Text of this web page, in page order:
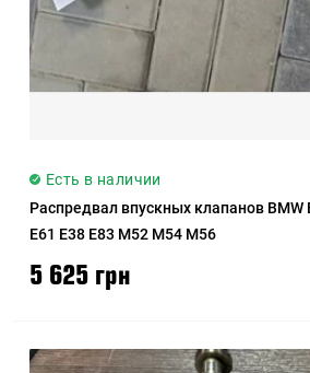
Есть в наличии
Распредвал впускных клапанов BMW
E61 E38 E83 M52 M54 M56
5 625 грн